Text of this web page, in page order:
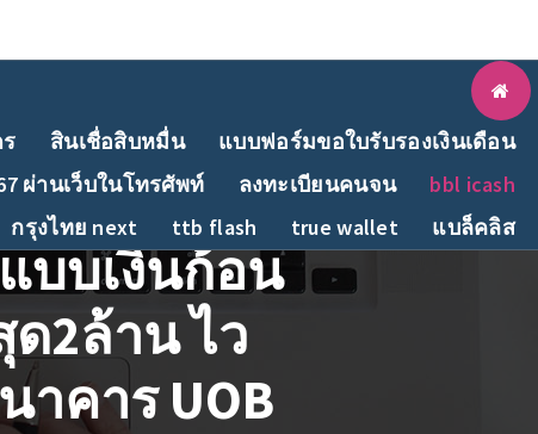
สินเชื่อสิบหมื่น
แบบฟอร์มขอใบรับรองเงินเดือน
ผ่านเว็บในโทรศัพท์ ลงทะเบียนคนจน
bbl icash
กรุงไทย next ttb flash true wallet แบล็คลิส
บบเงินก้อน
ด2ล้าน ไว
าคาร UOB